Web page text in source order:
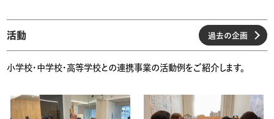
活動 過去の企画
小学校・中学校・高等学校との連携事業の活動例をご紹介します。